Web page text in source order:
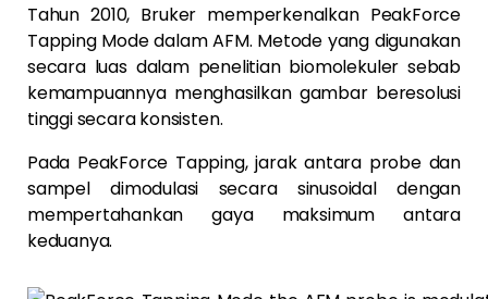
Tahun 2010, Bruker memperkenalkan PeakForce
Tapping Mode dalam AFM. Metode yang digunakan
secara luas dalam penelitian biomolekuler sebab
kemampuannya menghasilkan gambar beresolusi
tinggi secara konsisten.
Pada PeakForce Tapping, jarak antara probe dan
sampel dimodulasi secara sinusoidal dengan
mempertahankan gaya maksimum antara
keduanya.